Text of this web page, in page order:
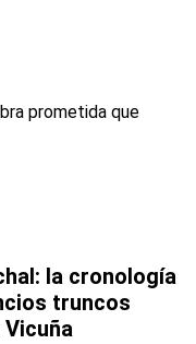
la cronología
truncos